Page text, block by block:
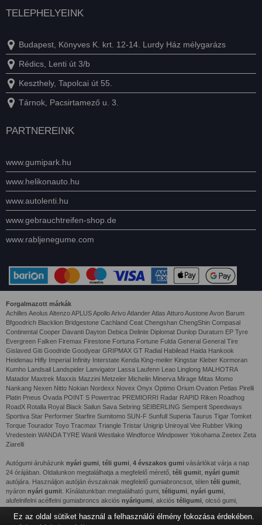
TELEPHELYEINK
Budapest, Könyves K. krt. 12-14. Lurdy Ház mélygarázs
Rédics, Lenti út 3/b
Keszthely, Tapolcai út 55.
Tárnok, Pacsirtamező u. 3.
PARTNEREINK
www.gumipark.hu
www.helikonauto.hu
www.autolenti.hu
www.gebrauchtreifen-shop.de
www.rabljenegume.com
Forgalmazott márkák
Achilles Aeolus Altenzo APLUS Apollo Arivo Atlander Atlas Atturo Austone Avon Barum
Bfgoodrich Blacklion Bridgestone Cachland Ceat Chengshan ChengShin Compasal
Continental Cooper Davanti Dayton Debica Delinte Diplomat Dunlop Duraturn EP Tyre
Evergreen Falken Firemax Firestone Fortuna Fortune Fulda General General Tire
Gislaved Giti Goodride Goodyear GRIPMAX GT Radial Habilead Haida Hankook
Heidenau Hifly Imperial Infinity Interstate Kenda King-meiler Kingstar Kleber Kormoran
Kumho Landsail Landspider Lanvigator Lassa Laufenn Leao Linglong MALHOTRA
Matador Maxtrek Maxxis Mazzini Metzeler Michelin Minerva Mirage Mitas Momo
Nankang Nexen Nitto Nokian Nordexx Novex Onyx Optimo Orium Ovation Petlas Pirelli
Platin Pneus Ovada POINT S Powertrac PREMIORRI Radar RAPID Riken Roadhog
RoadX Rotalla Royal Black Sailun Sava Sebring SEIBERLING Semperit Speedways
Sportiva Star Performer Starfire Sumitomo SUN-F Sunfull Superia Taurus Tigar Tomket
Torque Tourador Toyo Tracmax Triangle Tristar Unigrip Uniroyal Vee Rubber Viking
Vredestein WANDA TYRE Wanli Westlake Windforce Windpower Yokohama Zeetex Zeta
Ziarelli
Autógumi áruházunk nyári gumi, téli gumi, 4 évszakos gumi vásárlókat várja a nap
24 órájában. Oldalunkon megtalálhatja a megfelelő mérető, téli gumit, nyári gumit
autójára. Használjon autóján évszaknak megfelelő gumiabroncsot, télen téli gumit,
nyáron nyári gumit. Kínálatunkban megtalálható gumi, téligumi, nyári gumi,
alufelnifelni acélfelni gumiabroncs akciós nyárigumi, akciós téligumi, olcsó gumi,
Ez az oldal sütiket használ a felhasználói élmény fokozása érdekében.